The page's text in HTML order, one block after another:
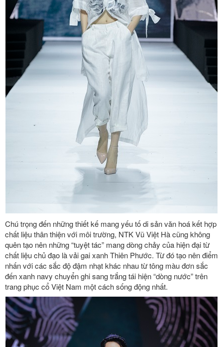
Chú trọng đến những thiết kế mang yếu tố di sản văn hoá kết hợp
chất liệu thân thiện với môi trường, NTK Vũ Việt Hà cũng không
quên tạo nên những “tuyệt tác” mang dòng chảy của hiện đại từ
chất liệu chủ đạo làvải gai xanh Thiên Phước. Từ đó tạo nên điểm
nhấn với các sắc độ đậm nhạt khác nhau từ tông màu đơn sắc
đến xanh navy chuyển ghi sang trắng tái hiện “dòng nước” trên
trang phục cổ Việt Nam một cách sống động nhất.